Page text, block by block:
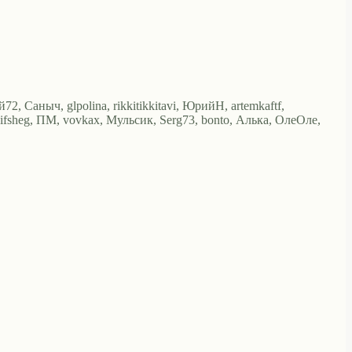
Саныч, glpolina, rikkitikkitavi, ЮрийН, artemkaftf,
ПМ, vovkax, Мульсик, Serg73, bonto, Алька, ОлеОле,